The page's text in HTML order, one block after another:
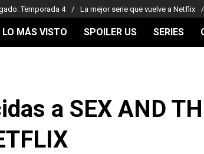
Temporada 4 La mejor serie que vuelve a Netflix
LO MÁS VISTO SPOILER US SERIES
a SEX AND